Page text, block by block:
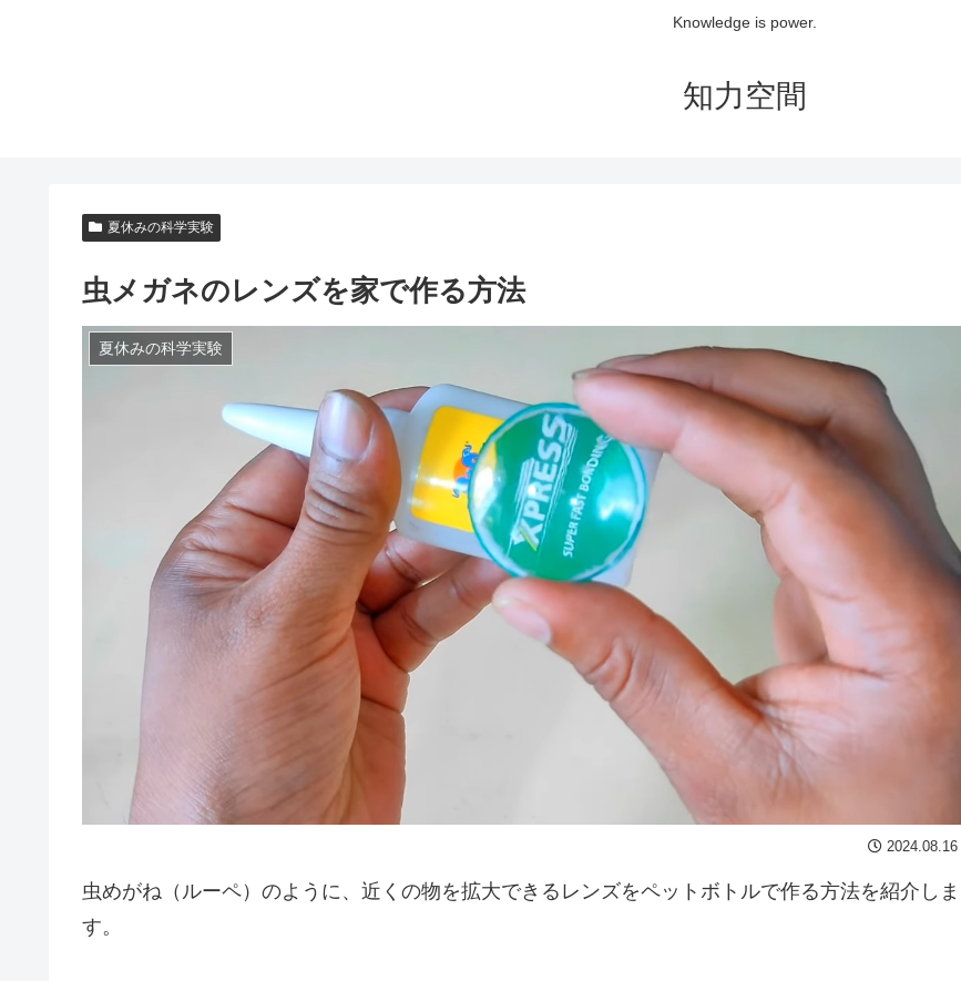
Knowledge is power.
知力空間
夏休みの科学実験
虫メガネのレンズを家で作る方法
夏休みの科学実験
2024.08.16
虫めがね（ルーペ）のように、近くの物を拡大できるレンズをペットボトルで作る方法を紹介しま
す。